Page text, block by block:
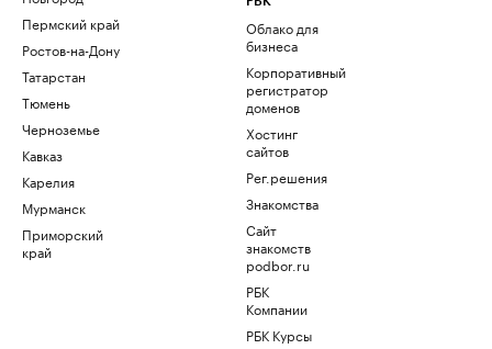
Пермский край
Ростов-на-Дону
Татарстан
Тюмень
Черноземье
Кавказ
Карелия
Мурманск
Приморский
край
Облако для
бизнеса
Корпоративный
регистратор
доменов
Хостинг
сайтов
Рег.решения
Знакомства
Сайт
знакомств
podbor.ru
РБК
Компании
РБК Курсы